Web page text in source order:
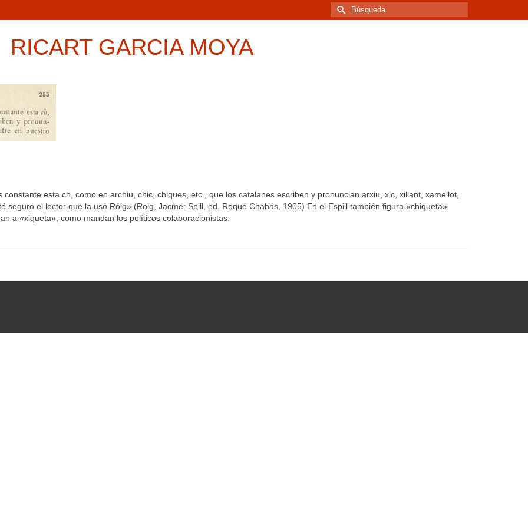
Buscar
por:
RICART GARCIA MOYA
esta ch, como en archiu, chic, chiques, etc., que los catalanes escriben y pronuncian arxiu, xic, xillant, xamellot,
seguro el lector que la usó Roig» (Roig, Jacme: Spill, ed. Roque Chabás, 1905) En el Espill también figura «chiqueta»
a «xiqueta», como mandan los políticos colaboracionistas.